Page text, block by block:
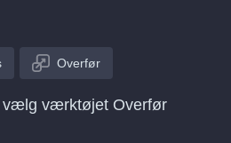
Overfør
vælg værktøjet Overfør